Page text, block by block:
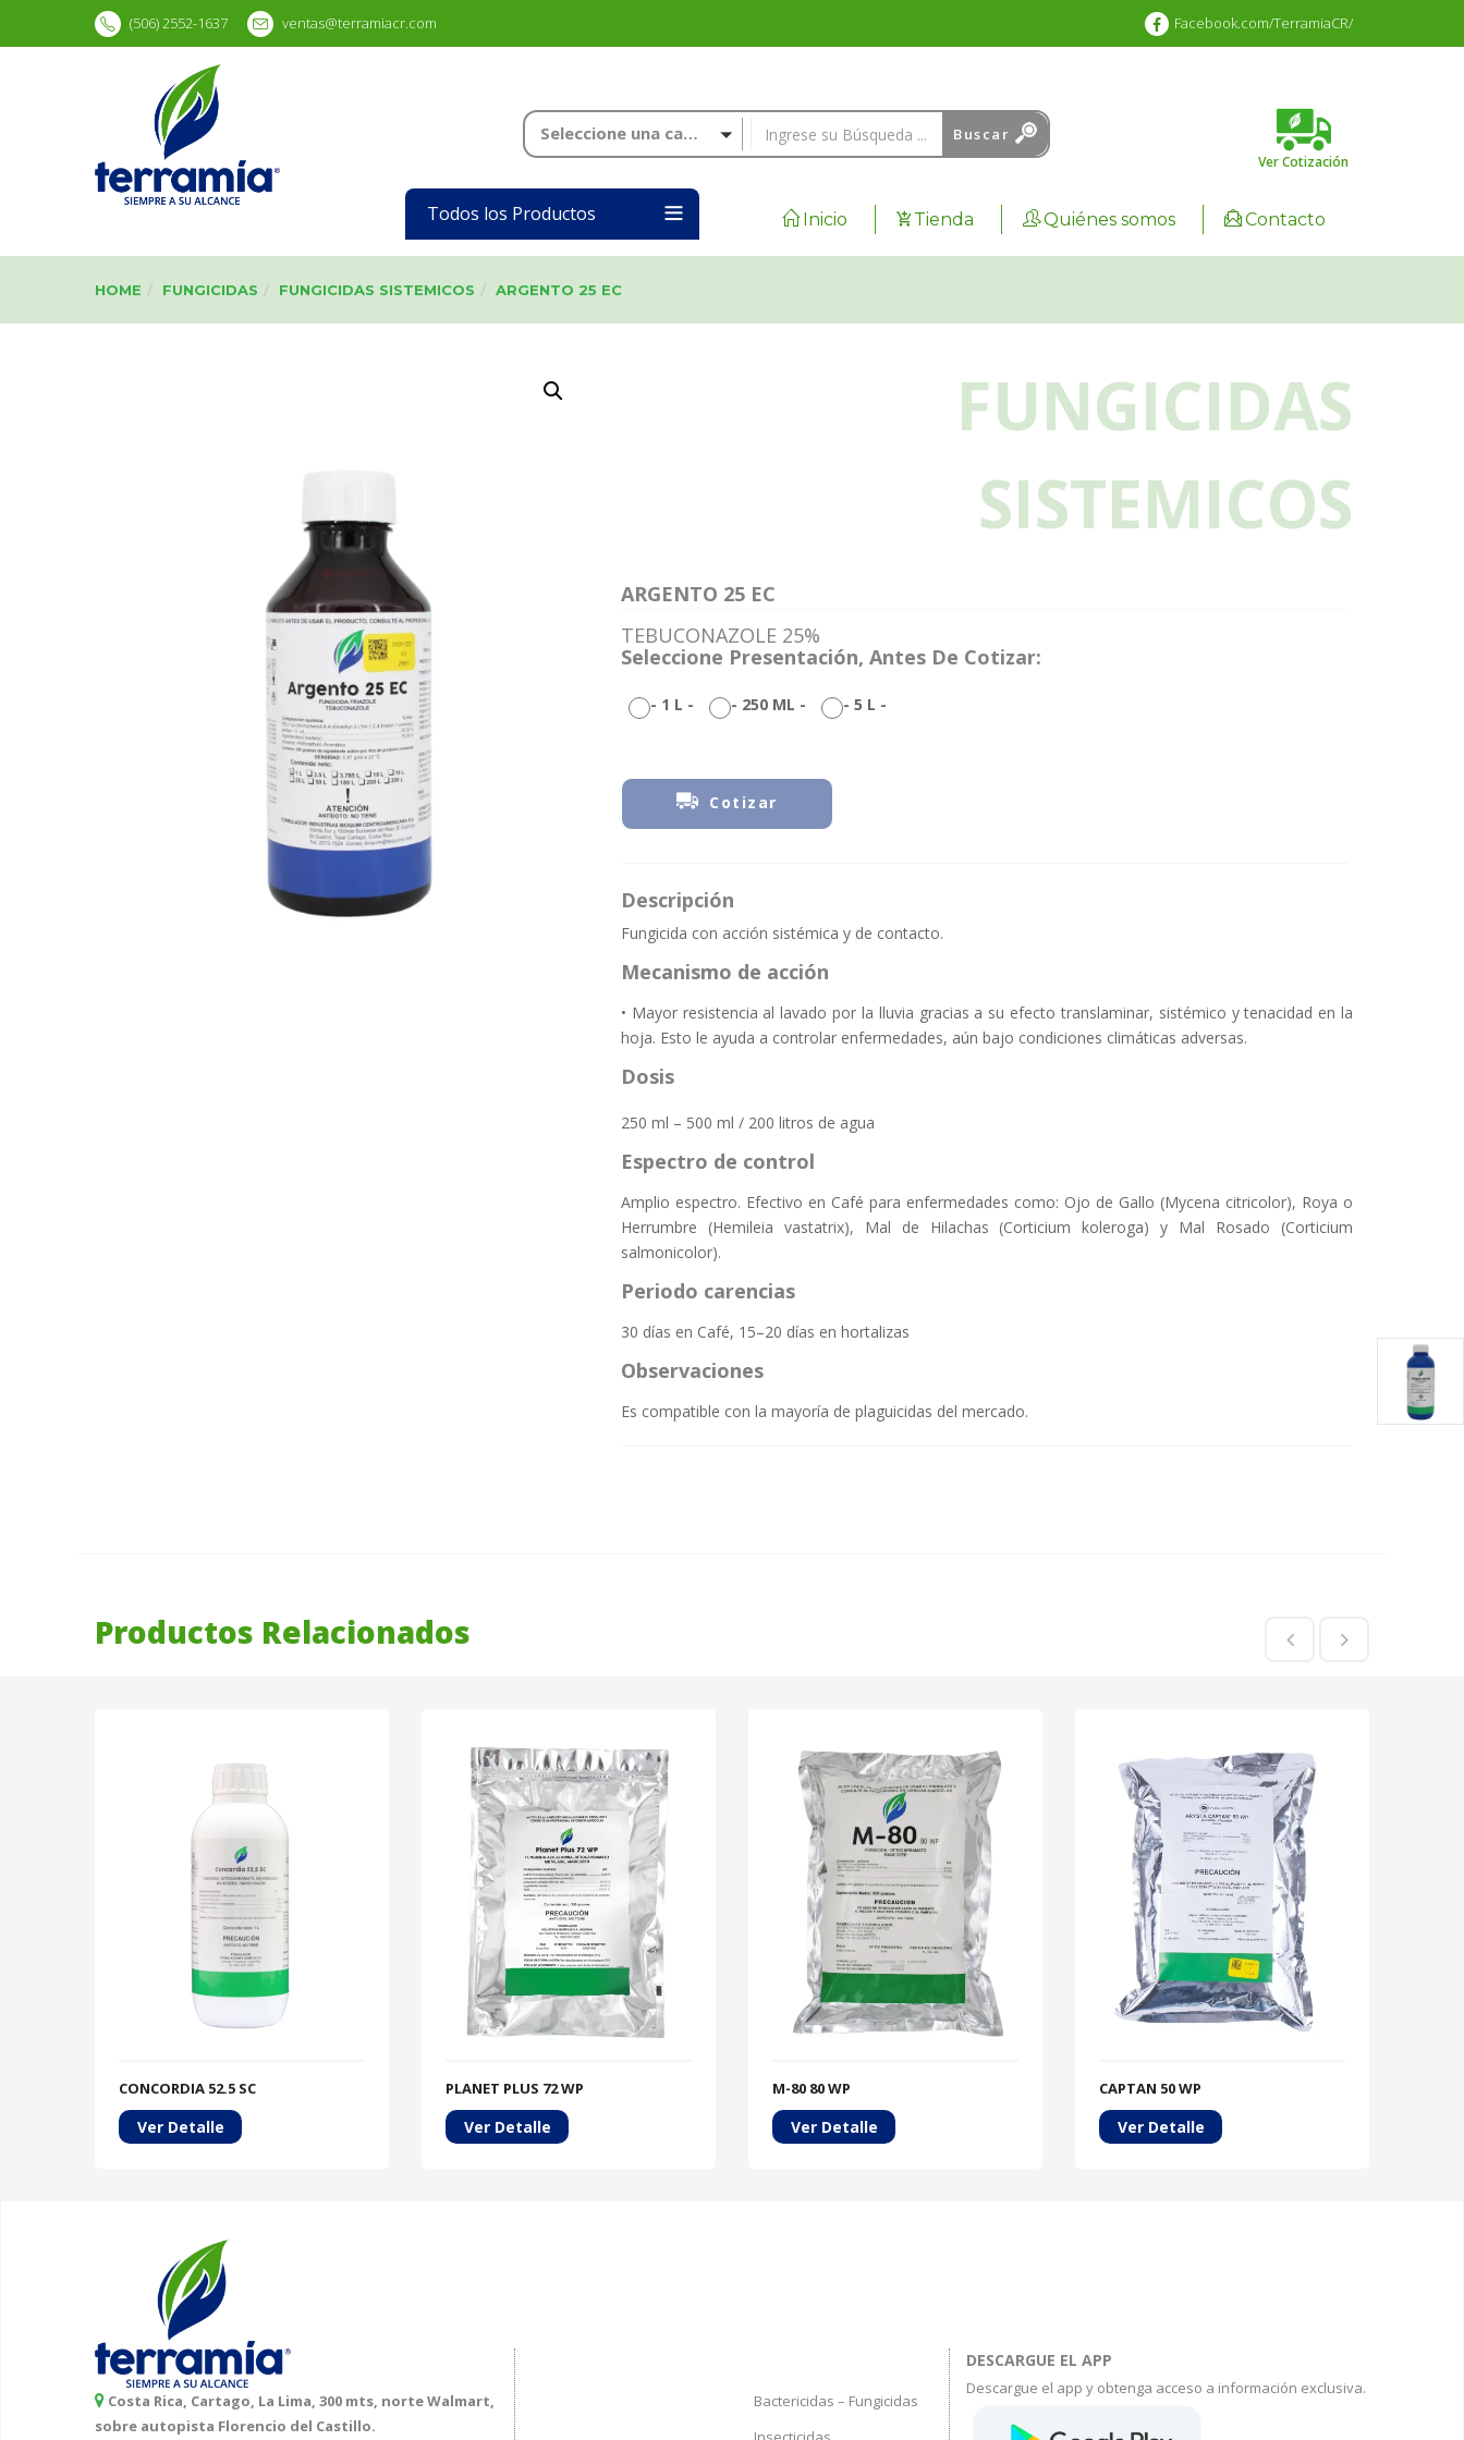
(506) 2552-1637 ventas@terramiacr.com Facebook.com/TerramiaCR/
Seleccione una categoría Buscar
Ver Cotización
Todos los Productos Inicio Tienda Quiénes somos Contacto
HOME FUNGICIDAS FUNGICIDAS SISTEMICOS ARGENTO 25 EC
FUNGICIDAS
SISTEMICOS
ARGENTO 25 EC
TEBUCONAZOLE 25%
Seleccione Presentación, Antes De Cotizar:
- 1 L - - 250 ML - - 5 L -
Cotizar
Descripción
Fungicida con acción sistémica y de contacto.
Mecanismo de acción
• Mayor resistencia al lavado por la lluvia gracias a su efecto translaminar, sistémico y tenacidad en la
hoja. Esto le ayuda a controlar enfermedades, aún bajo condiciones climáticas adversas.
Dosis
250 ml – 500 ml / 200 litros de agua
Espectro de control
Amplio espectro. Efectivo en Café para enfermedades como: Ojo de Gallo (Mycena citricolor), Roya o
Herrumbre (Hemileia vastatrix), Mal de Hilachas (Corticium koleroga) y Mal Rosado (Corticium
salmonicolor).
Periodo carencias
30 días en Café, 15–20 días en hortalizas
Observaciones
Es compatible con la mayoría de plaguicidas del mercado.
Productos Relacionados
CONCORDIA 52.5 SC
Ver Detalle
PLANET PLUS 72 WP
Ver Detalle
M-80 80 WP
Ver Detalle
CAPTAN 50 WP
Ver Detalle
Costa Rica, Cartago, La Lima, 300 mts, norte Walmart,
sobre autopista Florencio del Castillo.
Bactericidas – Fungicidas
DESCARGUE EL APP
Descargue el app y obtenga acceso a información exclusiva.